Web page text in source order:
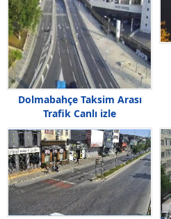
Dolmabahçe Taksim Arası
Trafik Canlı izle